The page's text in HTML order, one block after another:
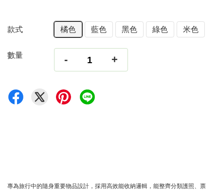
款式 橘色 藍色 黑色 綠色 米色
數量 - +
專為旅行中的隨身重要物品設計，採用高效能收納邏輯，能整齊分類護照、票